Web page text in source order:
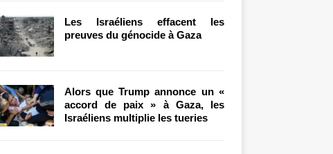
Les Israéliens effacent les
preuves du génocide à Gaza
Alors que Trump annonce un «
accord de paix » à Gaza, les
Israéliens multiplie les tueries